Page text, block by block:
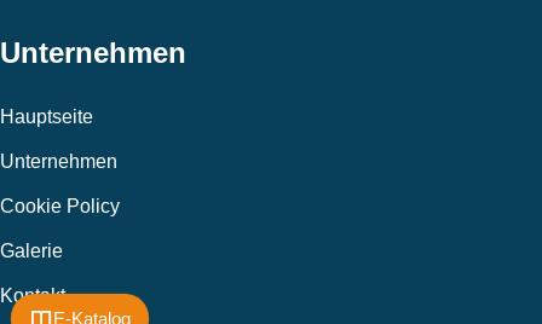
E-Katalog
Unternehmen
Hauptseite
Unternehmen
Cookie Policy
Galerie
Kontakt